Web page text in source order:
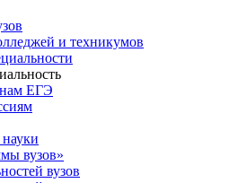
и техникумов
ЕГЭ
вузов»
вузов